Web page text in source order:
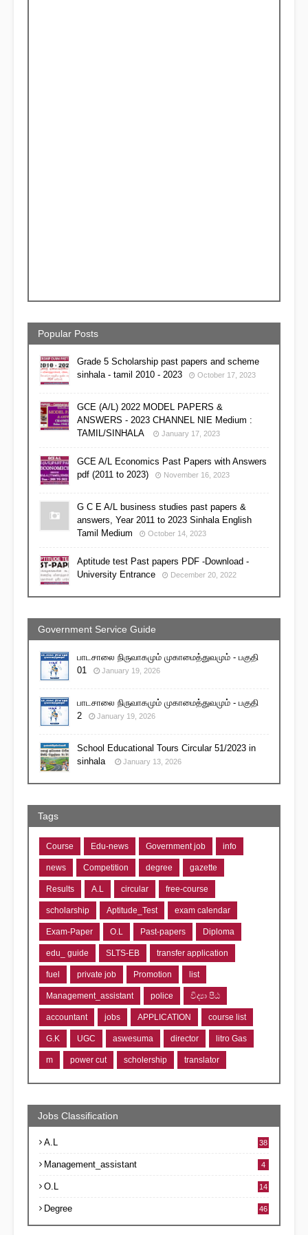
Popular Posts
Grade 5 Scholarship past papers and scheme
sinhala - tamil 2010 - 2023
October 17, 2023
GCE (A/L) 2022 MODEL PAPERS &
ANSWERS - 2023 CHANNEL NIE Medium :
TAMIL/SINHALA
January 17, 2023
GCE A/L Economics Past Papers with Answers
pdf (2011 to 2023)
November 16, 2023
G C E A/L business studies past papers &
answers, Year 2011 to 2023 Sinhala English
Tamil Medium
October 14, 2023
Aptitude test Past papers PDF -Download -
University Entrance
December 20, 2022
Government Service Guide
பாடசாலை நிருவாகமும் முகாமைத்துவமும் - பகுதி
01
January 19, 2026
பாடசாலை நிருவாகமும் முகாமைத்துவமும் - பகுதி
2
January 19, 2026
School Educational Tours Circular 51/2023 in
sinhala
January 13, 2026
Tags
Course Edu-news Government job info
news Competition degree gazette
Results A.L circular free-course
scholarship Aptitude_Test exam calendar
Exam-Paper O.L Past-papers Diploma
edu_ guide SLTS-EB transfer application
fuel private job Promotion list
Management_assistant police විද්‍යා පීඨ
accountant jobs APPLICATION course list
G.K UGC aswesuma director litro Gas
m power cut scholership translator
Jobs Classification
A.L 38
Management_assistant 4
O.L 14
Degree 46